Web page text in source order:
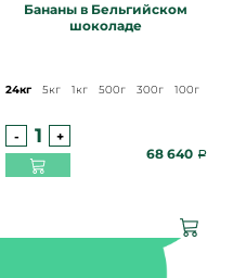
Бананы в Бельгийском
шоколаде
24кг 5кг 1кг 500г 300г 100г
-
+
68 640